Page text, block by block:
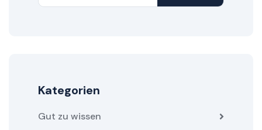
Kategorien
Gut zu wissen